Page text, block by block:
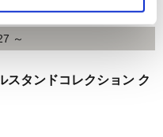
在庫：○ |88ポイント
～
タンドコレクション ク